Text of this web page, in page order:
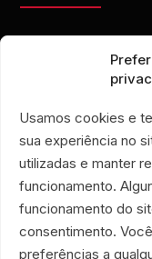
Usamos cookies e
sua experiência no
utilizadas e manter
funcionamento.
funcionamento do
consentimento.
preferências a
+55 21 99028-
ONG É POR AMOR
Manguinhos • Río
TIENDA
locales 719 y 720
Copacabana •